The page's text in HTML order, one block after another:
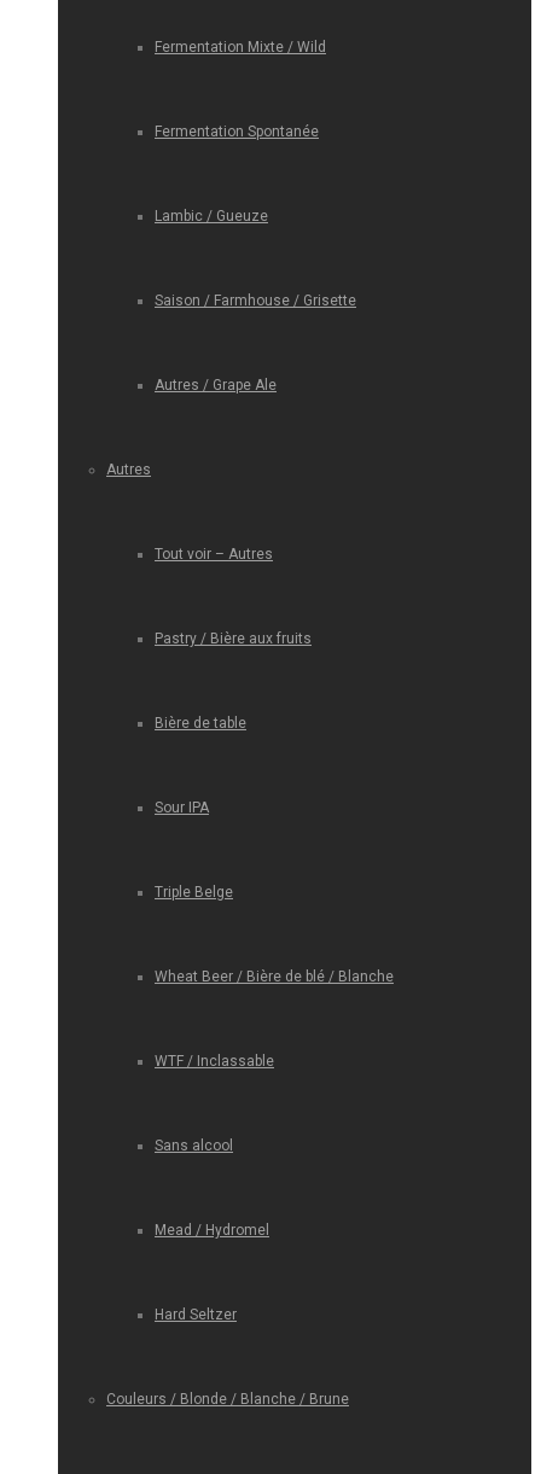
Fermentation Mixte / Wild
Fermentation Spontanée
Lambic / Gueuze
Saison / Farmhouse / Grisette
Autres / Grape Ale
Autres
Tout voir – Autres
Pastry / Bière aux fruits
Bière de table
Sour IPA
Triple Belge
Wheat Beer / Bière de blé / Blanche
WTF / Inclassable
Sans alcool
Mead / Hydromel
Hard Seltzer
Couleurs / Blonde / Blanche / Brune